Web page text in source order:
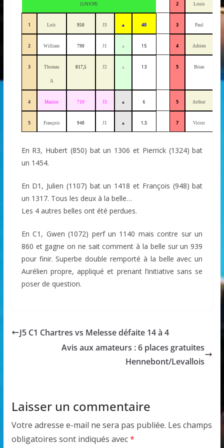
JUNIORS 2 Louis
1 Loïc 950 J3 ▲ 40 3 Paul
2 William 790 J1 ▲ 15 4 Adrien
3 Thomas
A
817,5 J2 ▲ 13 5 Brian
4 Marion 710 J3 ▲ 6 5 Arthur
5 François 948 J1 ▲ 1,5 7 Victor
En R3, Hubert (850) bat un 1306 et Pierrick (1324) bat
un 1454.
En D1, Julien (1107) bat un 1418 et François (948) bat
un 1317. Tous les deux à la belle…
Les 4 autres belles ont été perdues.
En C1, Gwen (1072) perf un 1140 mais contre sur un
860 et gagne on ne sait comment à la belle sur un 939
pour finir. Superbe double remporté à la belle avec un
Aurélien propre, appliqué et prenant l’initiative sans se
poser de question.
J5 C1 Chartres vs Melesse défaite 14 à 4
Avis aux amateurs : 6 places gratuites
Hennebont/Levallois
Laisser un commentaire
Votre adresse e-mail ne sera pas publiée. Les champs
obligatoires sont indiqués avec*